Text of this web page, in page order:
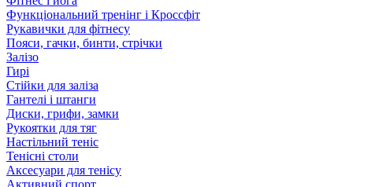
Функціональний тренінг і Кроссфіт
Рукавички для фітнесу
Пояси, гачки, бинти, стрічки
Залізо
Гирі
Стійки для заліза
Гантелі і штанги
Диски, грифи, замки
Рукоятки для тяг
Настільний теніс
Тенісні столи
Аксесуари для тенісу
Активний спорт